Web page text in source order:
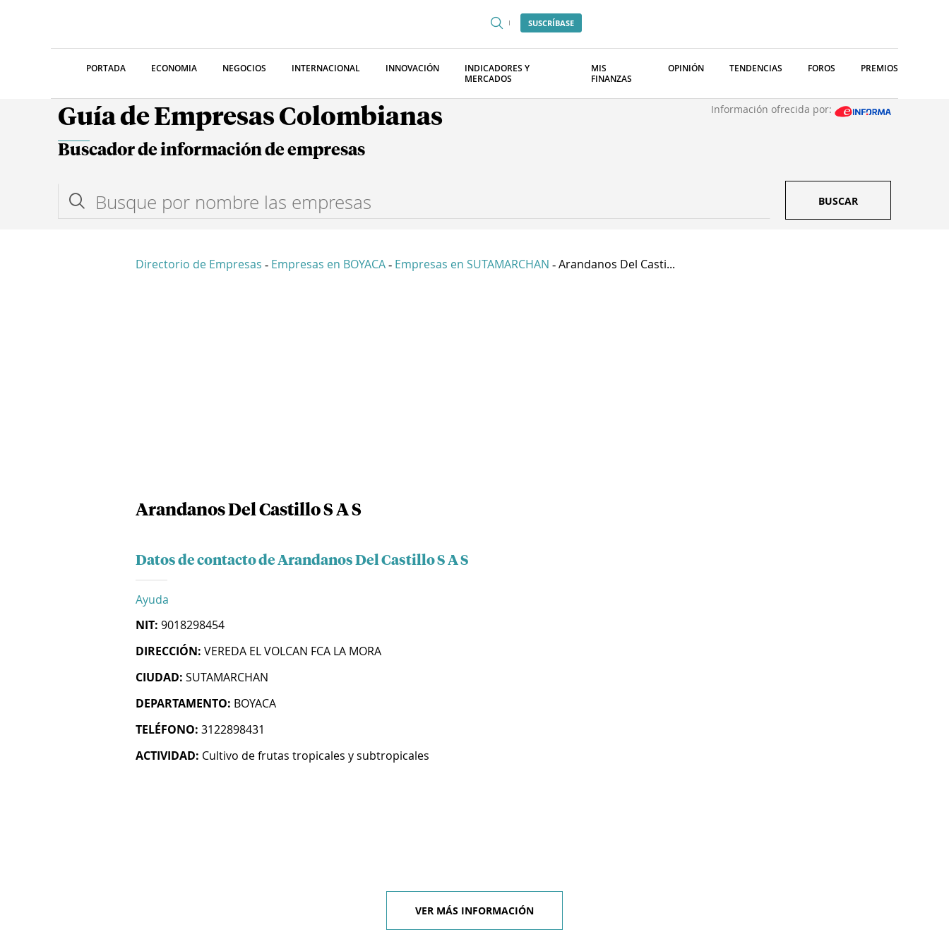
SUSCRÍBASE
PORTADA ECONOMIA NEGOCIOS INTERNACIONAL INNOVACIÓN
INDICADORES Y
MERCADOS
MIS
FINANZAS
OPINIÓN TENDENCIAS FOROS PREMIOS
Guía de Empresas Colombianas Información ofrecida por:
Buscador de información de empresas
BUSCAR
Directorio de Empresas - Empresas en BOYACA - Empresas en SUTAMARCHAN - Arandanos Del Casti...
Arandanos Del Castillo S A S
Datos de contacto de Arandanos Del Castillo S A S
Ayuda
NIT: 9018298454
DIRECCIÓN: VEREDA EL VOLCAN FCA LA MORA
CIUDAD: SUTAMARCHAN
DEPARTAMENTO: BOYACA
TELÉFONO: 3122898431
ACTIVIDAD: Cultivo de frutas tropicales y subtropicales
VER MÁS INFORMACIÓN